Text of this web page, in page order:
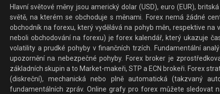
Hlavní světové měny jsou americký dolar (USD), euro (EUR),
světě, na kterém se obchoduje s měnami. Forex nemá žádné
obchodník na forexu, který vydělává na pohyb měn, respektive
neboli obchodování na forexu) je forex kalendář, který ukazuje
volatility a prudké pohyby v finančních trzích. Fundamentální
upozornění na nebezpečné pohyby. Forex broker je
základních skupin a to Market-makeři, STP a ECN brokeři. Forex
(diskreční), mechanická nebo plně automatická (takzvaný
fundamentálních zpráv. Online grafy pro forex můžete sledovat